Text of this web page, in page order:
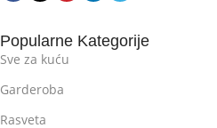
Popularne Kategorije
Sve za kuću
Garderoba
Rasveta